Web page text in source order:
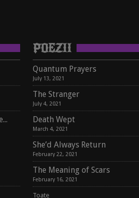
Jurnalul lui 66 se întrupează în carte
POEZII
Quantum Prayers
July 13, 2021
The Stranger
July 4, 2021
Death Wept
March 4, 2021
She’d Always Return
February 22, 2021
The Meaning of Scars
February 16, 2021
Toate